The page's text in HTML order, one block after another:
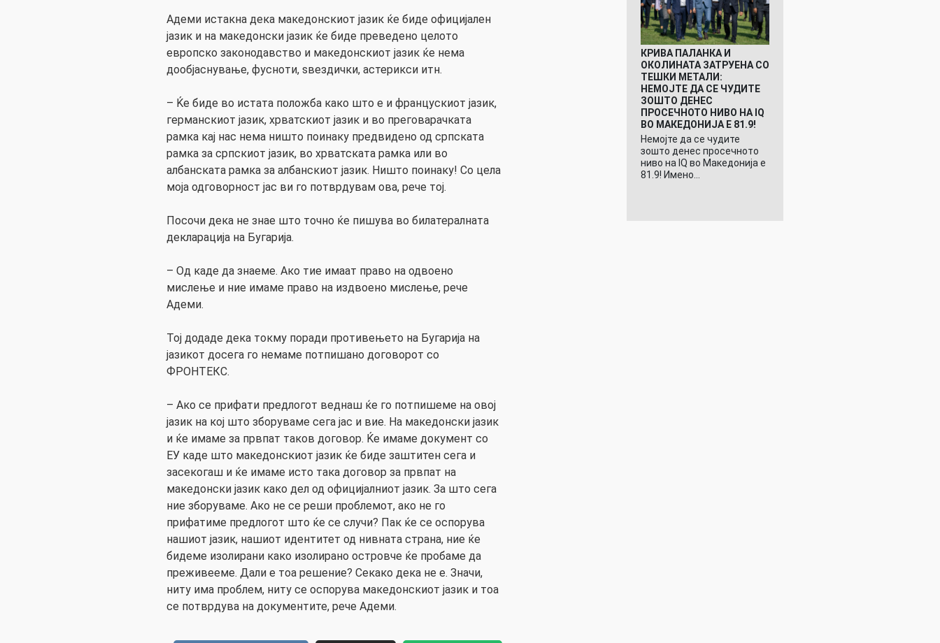
Адеми истакна дека македонскиот јазик ќе биде официјален
јазик и на македонски јазик ќе биде преведено целото
европско законодавство и македонскиот јазик ќе нема
дообјаснување, фусноти, ѕвездички, астерикси итн.
– Ќе биде во истата положба како што е и францускиот јазик,
германскиот јазик, хрватскиот јазик и во преговарачката
рамка кај нас нема ништо поинаку предвидено од српската
рамка за српскиот јазик, во хрватската рамка или во
албанската рамка за албанскиот јазик. Ништо поинаку! Со цела
моја одговорност јас ви го потврдувам ова, рече тој.
Посочи дека не знае што точно ќе пишува во билатералната
декларација на Бугарија.
– Од каде да знаеме. Ако тие имаат право на одвоено
мислење и ние имаме право на издвоено мислење, рече
Адеми.
Тој додаде дека токму поради противењето на Бугарија на
јазикот досега го немаме потпишано договорот со
ФРОНТЕКС.
– Ако се прифати предлогот веднаш ќе го потпишеме на овој
јазик на кој што зборуваме сега јас и вие. На македонски јазик
и ќе имаме за првпат таков договор. Ќе имаме документ со
ЕУ каде што македонскиот јазик ќе биде заштитен сега и
засекогаш и ќе имаме исто така договор за првпат на
македонски јазик како дел од официјалниот јазик. За што сега
ние зборуваме. Ако не се реши проблемот, ако не го
прифатиме предлогот што ќе се случи? Пак ќе се оспорува
нашиот јазик, нашиот идентитет од нивната страна, ние ќе
бидеме изолирани како изолирано островче ќе пробаме да
преживееме. Дали е тоа решение? Секако дека не е. Значи,
ниту има проблем, ниту се оспорува македонскиот јазик и тоа
се потврдува на документите, рече Адеми.
КРИВА ПАЛАНКА И
ОКОЛИНАТА ЗАТРУЕНА СО
ТЕШКИ МЕТАЛИ:
НЕМОЈТЕ ДА СЕ ЧУДИТЕ
ЗОШТО ДЕНЕС
ПРОСЕЧНОТО НИВО НА IQ
ВО МАКЕДОНИЈА Е 81.9!
Немојте да се чудите
зошто денес просечното
ниво на IQ во Македонија е
81.9! Имено…